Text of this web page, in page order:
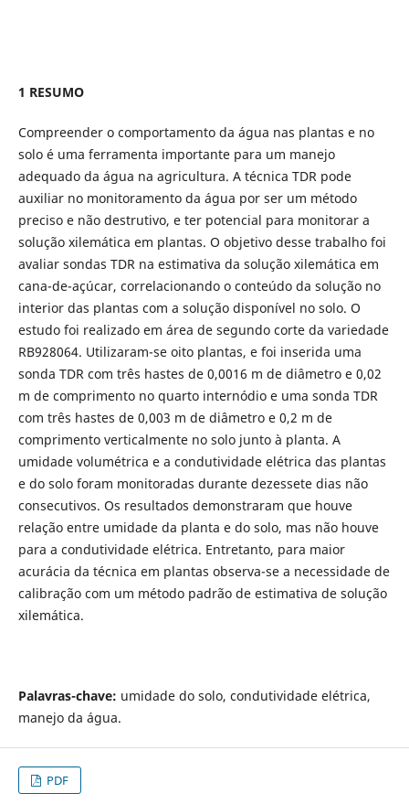
1 RESUMO
Compreender o comportamento da água nas plantas e no
solo é uma ferramenta importante para um manejo
adequado da água na agricultura. A técnica TDR pode
auxiliar no monitoramento da água por ser um método
preciso e não destrutivo, e ter potencial para monitorar a
solução xilemática em plantas. O objetivo desse trabalho foi
avaliar sondas TDR na estimativa da solução xilemática em
cana-de-açúcar, correlacionando o conteúdo da solução no
interior das plantas com a solução disponível no solo. O
estudo foi realizado em área de segundo corte da variedade
RB928064. Utilizaram-se oito plantas, e foi inserida uma
sonda TDR com três hastes de 0,0016 m de diâmetro e 0,02
m de comprimento no quarto internódio e uma sonda TDR
com três hastes de 0,003 m de diâmetro e 0,2 m de
comprimento verticalmente no solo junto à planta. A
umidade volumétrica e a condutividade elétrica das plantas
e do solo foram monitoradas durante dezessete dias não
consecutivos. Os resultados demonstraram que houve
relação entre umidade da planta e do solo, mas não houve
para a condutividade elétrica. Entretanto, para maior
acurácia da técnica em plantas observa-se a necessidade de
calibração com um método padrão de estimativa de solução
xilemática.
Palavras-chave: umidade do solo, condutividade elétrica,
manejo da água.
PDF